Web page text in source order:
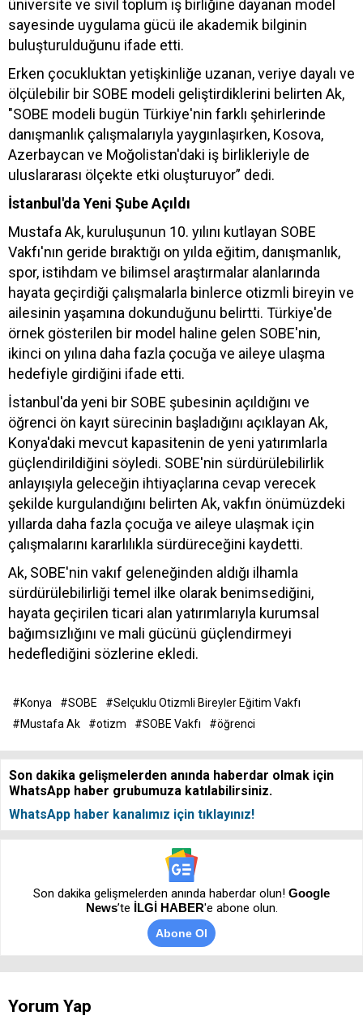
üniversite ve sivil toplum iş birliğine dayanan model
sayesinde uygulama gücü ile akademik bilginin
buluşturulduğunu ifade etti.
Erken çocukluktan yetişkinliğe uzanan, veriye dayalı ve
ölçülebilir bir SOBE modeli geliştirdiklerini belirten Ak,
"SOBE modeli bugün Türkiye'nin farklı şehirlerinde
danışmanlık çalışmalarıyla yaygınlaşırken, Kosova,
Azerbaycan ve Moğolistan'daki iş birlikleriyle de
uluslararası ölçekte etki oluşturuyor” dedi.
İstanbul'da Yeni Şube Açıldı
Mustafa Ak, kuruluşunun 10. yılını kutlayan SOBE
Vakfı'nın geride bıraktığı on yılda eğitim, danışmanlık,
spor, istihdam ve bilimsel araştırmalar alanlarında
hayata geçirdiği çalışmalarla binlerce otizmli bireyin ve
ailesinin yaşamına dokunduğunu belirtti. Türkiye'de
örnek gösterilen bir model haline gelen SOBE'nin,
ikinci on yılına daha fazla çocuğa ve aileye ulaşma
hedefiyle girdiğini ifade etti.
İstanbul'da yeni bir SOBE şubesinin açıldığını ve
öğrenci ön kayıt sürecinin başladığını açıklayan Ak,
Konya'daki mevcut kapasitenin de yeni yatırımlarla
güçlendirildiğini söyledi. SOBE'nin sürdürülebilirlik
anlayışıyla geleceğin ihtiyaçlarına cevap verecek
şekilde kurgulandığını belirten Ak, vakfın önümüzdeki
yıllarda daha fazla çocuğa ve aileye ulaşmak için
çalışmalarını kararlılıkla sürdüreceğini kaydetti.
Ak, SOBE'nin vakıf geleneğinden aldığı ilhamla
sürdürülebilirliği temel ilke olarak benimsediğini,
hayata geçirilen ticari alan yatırımlarıyla kurumsal
bağımsızlığını ve mali gücünü güçlendirmeyi
hedeflediğini sözlerine ekledi.
#Konya #SOBE
#Selçuklu Otizmli Bireyler Eğitim Vakfı
#Mustafa Ak
#otizm #SOBE Vakfı #öğrenci
Son dakika gelişmelerden anında haberdar olmak için
WhatsApp haber grubumuza katılabilirsiniz.
WhatsApp haber kanalımız için tıklayınız!
Son dakika gelişmelerden anında haberdar olun! Google
News’te İLGİ HABER'e abone olun.
Abone Ol
Yorum Yap